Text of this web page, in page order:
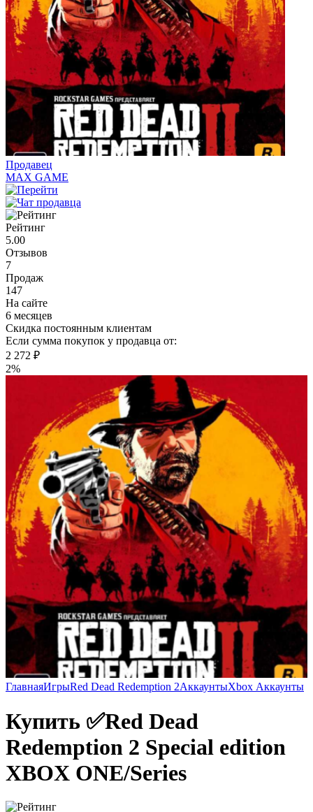
Продавец
MAX GAME
Рейтинг
5.00
Отзывов
7
Продаж
147
На сайте
6 месяцев
Скидка постоянным клиентам
Если сумма покупок у продавца от:
2 272 ₽
2%
ГлавнаяИгрыRed Dead Redemption 2АккаунтыXbox Аккаунты
Купить ✅Red Dead
Redemption 2 Special edition
XBOX ONE/Series